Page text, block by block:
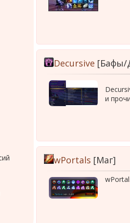
Decursive [Бафы/
и
wPortals [Маг]